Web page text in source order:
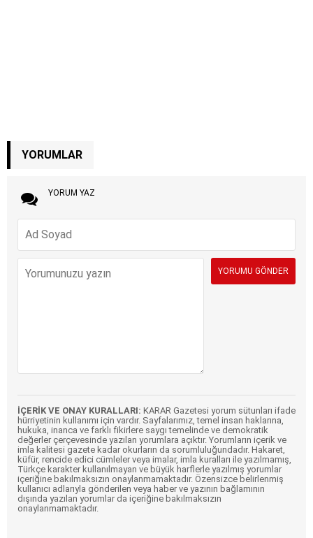
YORUMLAR
YORUM YAZ
İÇERİK VE ONAY KURALLARI: KARAR Gazetesi yorum sütunları ifade
hürriyetinin kullanımı için vardır. Sayfalarımız, temel insan haklarına,
hukuka, inanca ve farklı fikirlere saygı temelinde ve demokratik
değerler çerçevesinde yazılan yorumlara açıktır. Yorumların içerik ve
imla kalitesi gazete kadar okurların da sorumluluğundadır. Hakaret,
küfür, rencide edici cümleler veya imalar, imla kuralları ile yazılmamış,
Türkçe karakter kullanılmayan ve büyük harflerle yazılmış yorumlar
içeriğine bakılmaksızın onaylanmamaktadır. Özensizce belirlenmiş
kullanıcı adlarıyla gönderilen veya haber ve yazının bağlamının
dışında yazılan yorumlar da içeriğine bakılmaksızın
onaylanmamaktadır.